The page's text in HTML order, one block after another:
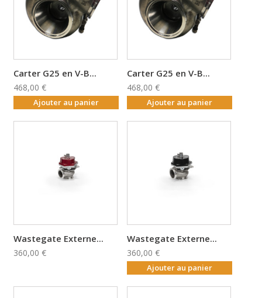
Carter G25 en V-B...
468,00 €
Ajouter au panier
Carter G25 en V-B...
468,00 €
Ajouter au panier
Wastegate Externe...
360,00 €
Wastegate Externe...
360,00 €
Ajouter au panier